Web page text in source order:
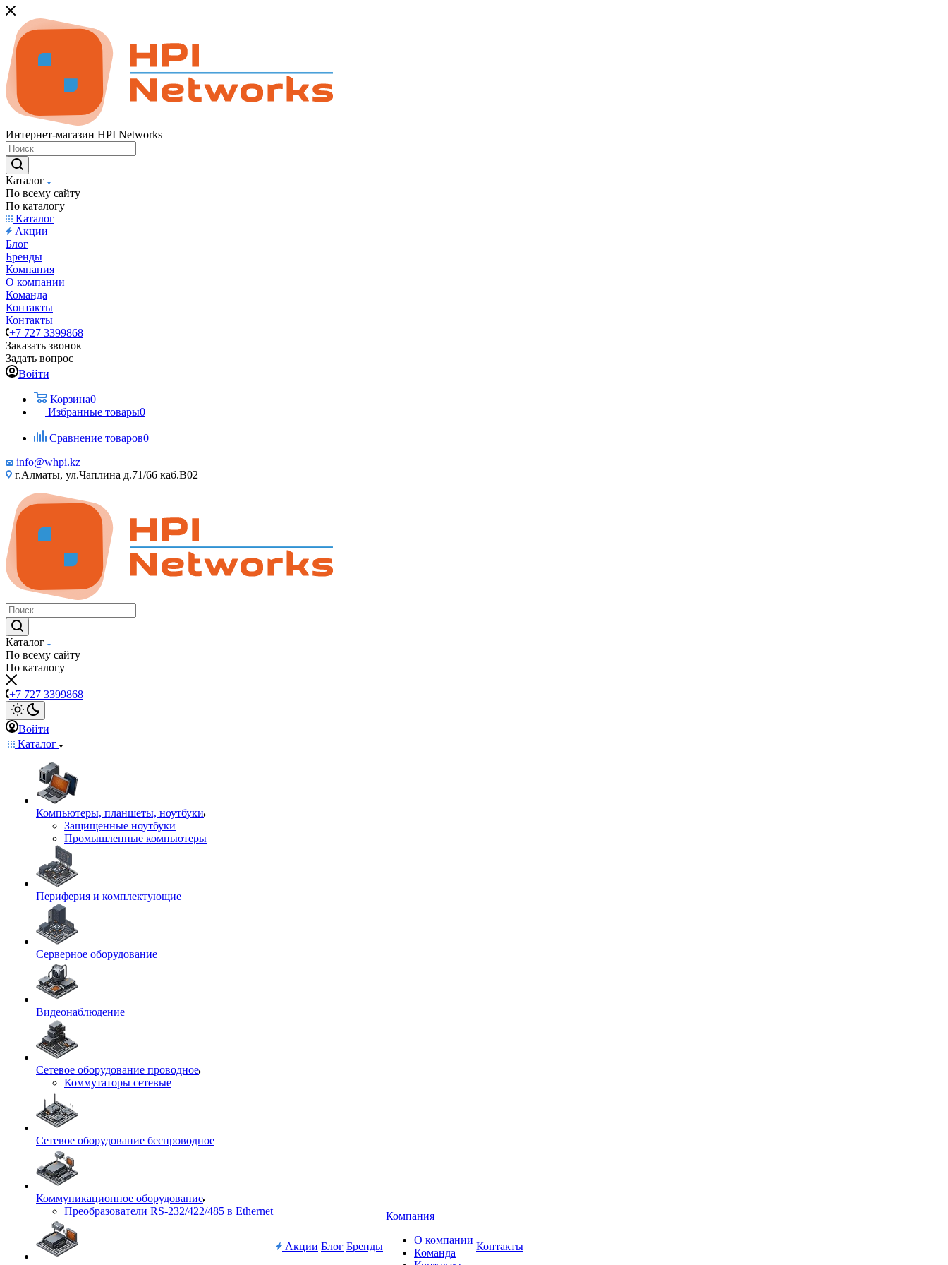
Интернет-магазин HPI Networks
Каталог
По всему сайту
По каталогу
Каталог
Акции
Блог
Бренды
Компания
О компании
Команда
Контакты
Контакты
+7 727 3399868
Заказать звонок
Задать вопрос
Войти
Корзина0
Избранные товары0
Сравнение товаров0
info@whpi.kz
г.Алматы, ул.Чаплина д.71/66 каб.B02
Каталог
По всему сайту
По каталогу
+7 727 3399868
Войти
Каталог
Компьютеры, планшеты, ноутбуки
Защищенные ноутбуки
Промышленные компьютеры
Периферия и комплектующие
Серверное оборудование
Видеонаблюдение
Сетевое оборудование проводное
Коммутаторы сетевые
Сетевое оборудование беспроводное
Коммуникационное оборудование
Преобразователи RS-232/422/485 в Ethernet
Акции Блог Бренды
Компания
О компании
Команда
Контакты